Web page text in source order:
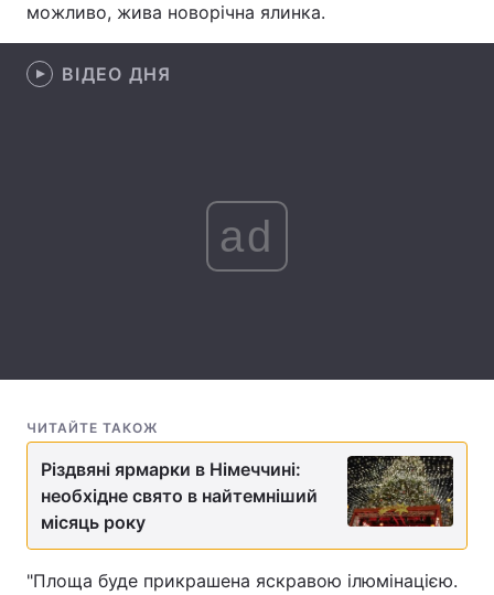
Зброя Інциденти
Здоров'я
Статті
Контакти
Послуги
можливо, жива новорічна ялинка.
ВІДЕО ДНЯ
ad
ЧИТАЙТЕ ТАКОЖ
Різдвяні ярмарки в Німеччині:
необхідне свято в найтемніший
місяць року
"Площа буде прикрашена яскравою ілюмінацією.